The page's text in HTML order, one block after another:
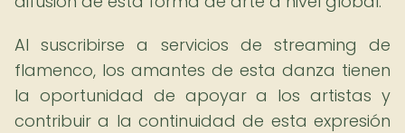
Al suscribirse a servicios de streaming de
flamenco, los amantes de esta danza tienen
la oportunidad de apoyar a los artistas y
contribuir a la continuidad de esta expresión